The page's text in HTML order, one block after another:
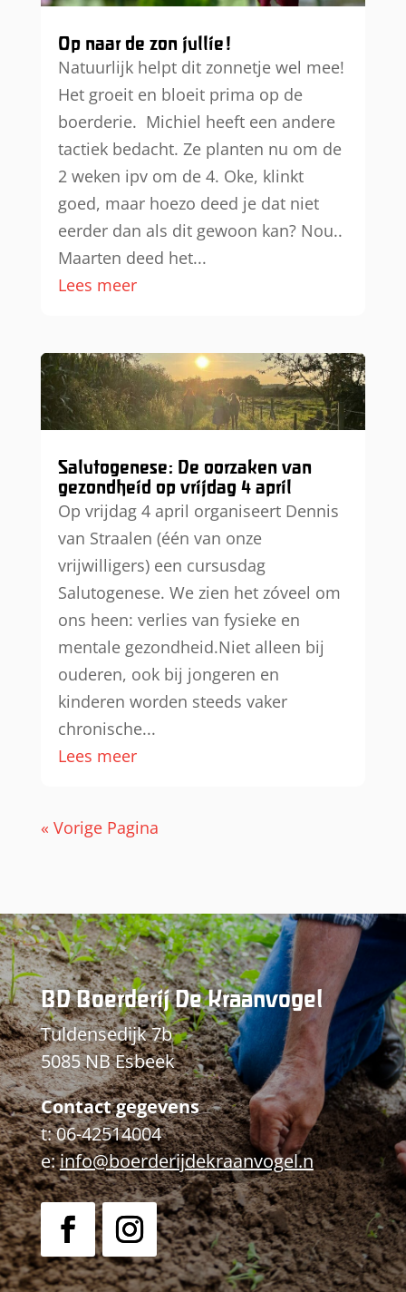
Op naar de zon jullie!
Natuurlijk helpt dit zonnetje wel mee!
Het groeit en bloeit prima op de
boerderie. Michiel heeft een andere
tactiek bedacht. Ze planten nu om de
2 weken ipv om de 4. Oke, klinkt
goed, maar hoezo deed je dat niet
eerder dan als dit gewoon kan? Nou..
Maarten deed het...
Lees meer
Salutogenese: De oorzaken van
gezondheid op vrijdag 4 april
Op vrijdag 4 april organiseert Dennis
van Straalen (één van onze
vrijwilligers) een cursusdag
Salutogenese. We zien het zóveel om
ons heen: verlies van fysieke en
mentale gezondheid.Niet alleen bij
ouderen, ook bij jongeren en
kinderen worden steeds vaker
chronische...
Lees meer
« Vorige Pagina
BD Boerderij De Kraanvogel
Tuldensedijk 7b
5085 NB Esbeek
Contact gegevens
t: 06-42514004
e:info@boerderijdekraanvogel.n